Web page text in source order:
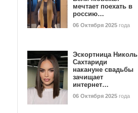
мечтает поехать в
россию…
06 Октября 2025 года
Эскортница Николь
Сахтариди
накануне свадьбы
зачищает
интернет…
06 Октября 2025 года